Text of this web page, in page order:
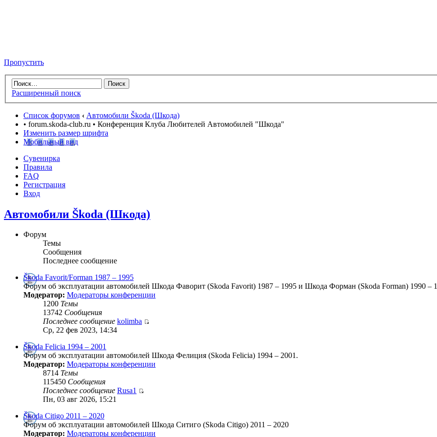
Пропустить
Расширенный поиск
Список форумов ‹ Автомобили Škoda (Шкода)
• forum.skoda-club.ru • Конференция Клуба Любителей Автомобилей "Шкода"
Изменить размер шрифта
Мобильный вид
Сувенирка
Правила
FAQ
Регистрация
Вход
Автомобили Škoda (Шкода)
Форум
Темы
Сообщения
Последнее сообщение
Škoda Favorit/Forman 1987 – 1995
Форум об эксплуатации автомобилей Шкода Фаворит (Skoda Favorit) 1987 – 1995 и Шкода Форман (Skoda Forman) 1990 –
Модератор: Модераторы конференции
1200 Темы
13742 Сообщения
Последнее сообщение kolimba
Ср, 22 фев 2023, 14:34
Škoda Felicia 1994 – 2001
Форум об эксплуатации автомобилей Шкода Фелиция (Skoda Felicia) 1994 – 2001.
Модератор: Модераторы конференции
8714 Темы
115450 Сообщения
Последнее сообщение Rusa1
Пн, 03 авг 2026, 15:21
Škoda Citigo 2011 – 2020
Форум об эксплуатации автомобилей Шкода Ситиго (Skoda Citigo) 2011 – 2020
Модератор: Модераторы конференции